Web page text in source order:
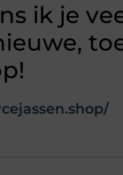
ik je